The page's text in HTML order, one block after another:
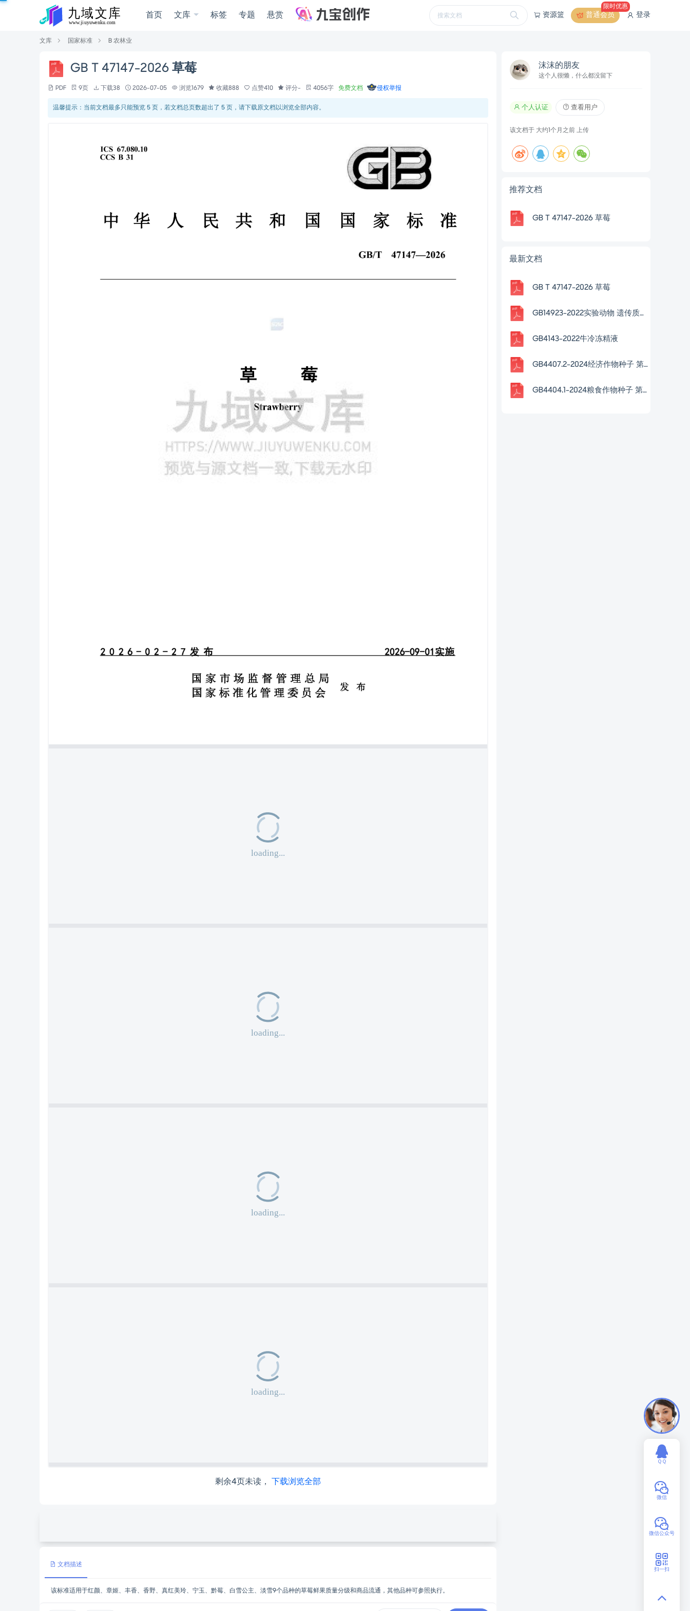
资源篮 普通会员
限时优惠
登录
首页 文库 标签 专题 悬赏
文库 国家标准 B 农林业
GB T 47147-2026 草莓
PDF 9页 下载38 2026-07-05 浏览1679 收藏888 点赞410 评分- 4056字 免费文档 侵权举报
温馨提示：当前文档最多只能预览 5 页，若文档总页数超出了 5 页，请下载原文档以浏览全部内容。
剩余4页未读， 下载浏览全部
文档描述
该标准适用于红颜、章姬、丰香、香野、真红美玲、宁玉、黔莓、白雪公主、淡雪9个品种的草莓鲜果质量分级和商品流通，其他品种可参照执行。
沫沫的朋友
这个人很懒，什么都没留下
个人认证 查看用户
该文档于 大约1个月之前 上传
推荐文档
GB T 47147-2026 草莓
最新文档
GB T 47147-2026 草莓
GB14923-2022实验动物 遗传质量控制
GB4143-2022牛冷冻精液
GB4407.2-2024经济作物种子 第2部分油料类
GB4404.1-2024粮食作物种子 第1部分禾谷类
ＱＱ
微信
微信公众号
扫一扫